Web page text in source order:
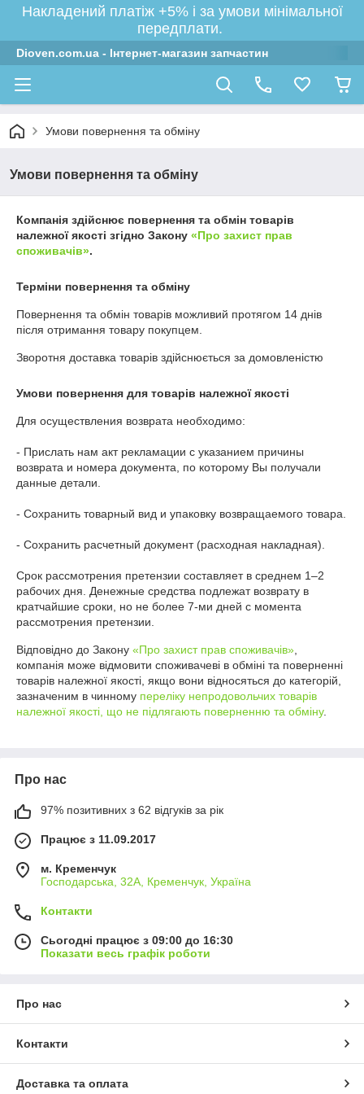
Накладений платіж +5% і за умови мінімальної
передплати.
Dioven.com.ua - Інтернет-магазин запчастин
Умови повернення та обміну
Умови повернення та обміну
Компанія здійснює повернення та обмін товарів
належної якості згідно Закону «Про захист прав
споживачів».
Терміни повернення та обміну
Повернення та обмін товарів можливий протягом 14 днів
після отримання товару покупцем.
Зворотня доставка товарів здійснюється за домовленістю
Умови повернення для товарів належної якості
Для осуществления возврата необходимо:
- Прислать нам акт рекламации с указанием причины
возврата и номера документа, по которому Вы получали
данные детали.
- Сохранить товарный вид и упаковку возвращаемого товара.
- Сохранить расчетный документ (расходная накладная).
Срок рассмотрения претензии составляет в среднем 1–2
рабочих дня. Денежные средства подлежат возврату в
кратчайшие сроки, но не более 7-ми дней с момента
рассмотрения претензии.
Відповідно до Закону «Про захист прав споживачів»
компанія може відмовити споживачеві в обміні та поверненні
товарів належної якості, якщо вони відносяться до категорій,
зазначеним в чинному переліку непродовольчих товарів
належної якості, що не підлягають поверненню та обміну.
Про нас
97% позитивних з 62 відгуків за рік
Працює з 11.09.2017
м. Кременчук
Господарська, 32А, Кременчук, Україна
Контакти
Сьогодні працює з 09:00 до 16:30
Показати весь графік роботи
Про нас
Контакти
Доставка та оплата